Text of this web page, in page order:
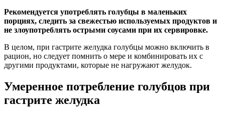
Рекомендуется употреблять голубцы в маленьких
порциях, следить за свежестью используемых продуктов и
не злоупотреблять острыми соусами при их сервировке.
В целом, при гастрите желудка голубцы можно включить в
рацион, но следует помнить о мере и комбинировать их с
другими продуктами, которые не нагружают желудок.
Умеренное потребление голубцов при
гастрите желудка